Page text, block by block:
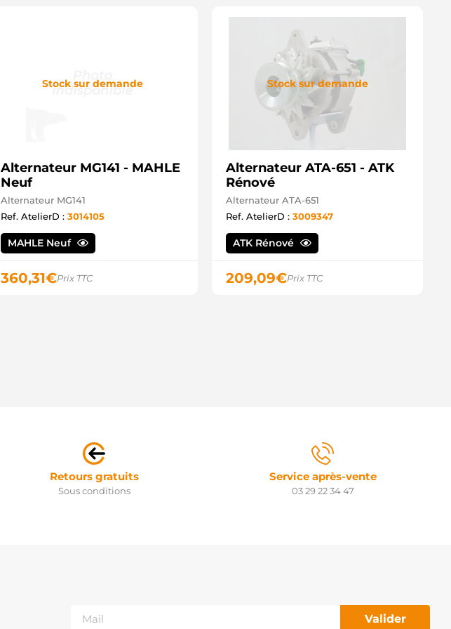
F042A0H236 Bosch
OAN11076 Optimum
W27111 Van Heck
Stock sur demande
Alternateur MG141 - MAHLE
Neuf
Alternateur MG141
Ref. AtelierD : 3014105
MAHLE Neuf
360,31€Prix TTC
Stock sur demande
Alternateur ATA-651 - ATK
Rénové
Alternateur ATA-651
Ref. AtelierD : 3009347
ATK Rénové
209,09€Prix TTC
Retours gratuits
Sous conditions
Service après-vente
03 29 22 34 47
Valider